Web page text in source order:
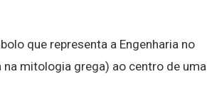
que representa a Engenharia no
mitologia grega) ao centro de uma